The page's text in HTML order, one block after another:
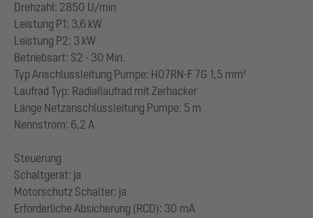
Drehzahl: 2850 U/min
Leistung P1: 3,6 kW
Leistung P2: 3 kW
Betriebsart: S2 - 30 Min.
Typ Anschlussleitung Pumpe: H07RN-F 7G 1,5 mm²
Laufrad Typ: Radiallaufrad mit Zerhacker
Länge Netzanschlussleitung Pumpe: 5 m
Nennstrom: 6,2 A
Steuerung
Schaltgerät: ja
Motorschutz Schalter: ja
Erforderliche Absicherung (RCD): 30 mA